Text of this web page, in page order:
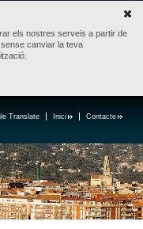
els nostres serveis a partir de
canviar la teva
Contacte
Inici
Translate